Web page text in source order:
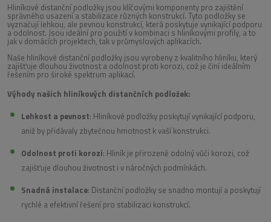
Hliníkové distanční podložky jsou klíčovými komponenty pro zajištění
správného usazení a stabilizace různých konstrukcí. Tyto podložky se
vyznačují lehkou, ale pevnou konstrukcí, která poskytuje vynikající podporu
a odolnost. Jsou ideální pro použití v kombinaci s hliníkovými profily, a to
jak v domácích projektech, tak v průmyslových aplikacích.
Naše hliníkové distanční podložky jsou vyrobeny z kvalitního hliníku, který
zajišťuje dlouhou životnost a odolnost proti korozi, což je činí ideálním
řešením pro široké spektrum aplikací.
Výhody našich hliníkových distančních podložek:
Lehkost a pevnost: Hliníkové podložky poskytují vynikající podporu,
aniž by přidávaly zbytečnou hmotnost k vaší konstrukci.
Odolnost proti korozi: Hliník je přirozeně odolný vůči korozi, což
zajišťuje dlouhou životnost i v náročných podmínkách.
Snadná instalace: Distanční podložky se snadno montují a poskytují
rychlé a efektivní řešení pro stabilizaci konstrukcí.